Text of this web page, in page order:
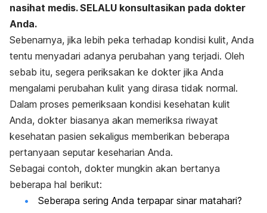
nasihat medis. SELALU konsultasikan pada dokter
Anda.
Sebenarnya, jika lebih peka terhadap kondisi kulit, Anda
tentu menyadari adanya perubahan yang terjadi. Oleh
sebab itu, segera periksakan ke dokter jika Anda
mengalami perubahan kulit yang dirasa tidak normal.
Dalam proses pemeriksaan kondisi kesehatan kulit
Anda, dokter biasanya akan memeriksa riwayat
kesehatan pasien sekaligus memberikan beberapa
pertanyaan seputar keseharian Anda.
Sebagai contoh, dokter mungkin akan bertanya
beberapa hal berikut:
Seberapa sering Anda terpapar sinar matahari?